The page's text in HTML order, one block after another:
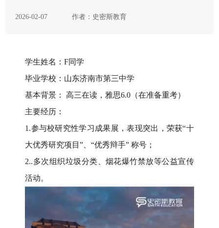
2026-02-07 作者：史密斯教育
学生姓名：F同学
毕业学校：山东济南市第三中学
基本背景：
高三在读，雅思6.0 （在准备重考）
主要经历：
1.参与校研究性学习成果展，表现突出，荣获“十
大优秀研究项目”、“优秀辩手” 称号；
2..多次组织垃圾分类、烟花爆竹禁放等公益宣传
活动。